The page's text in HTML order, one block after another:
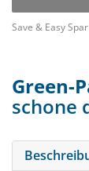
Save & Easy
Green-
schone